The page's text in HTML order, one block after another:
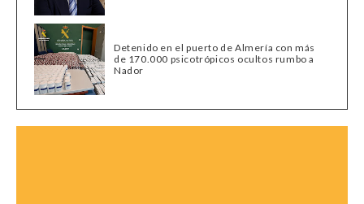
Detenido en el puerto de Almería con más
de 170.000 psicotrópicos ocultos rumbo a
Nador